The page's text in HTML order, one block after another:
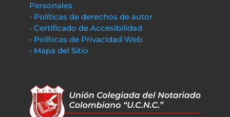
Personales
• Políticas de derechos de autor
• Certificado de Accesibilidad
• Políticas de Privacidad Web
• Mapa del Sitio